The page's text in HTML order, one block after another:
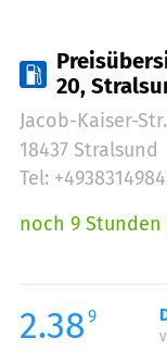
20,
Jacob-Kaiser-
18437 Stralsund
Tel:
noch 9
Mittwoch:
Donnerstag:
2.38 9